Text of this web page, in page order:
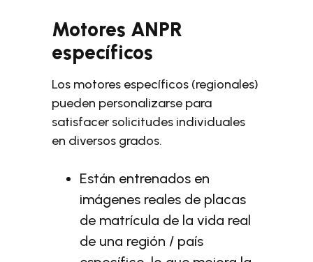
Motores ANPR
específicos
Los motores específicos (regionales)
pueden personalizarse para
satisfacer solicitudes individuales
en diversos grados.
Están entrenados en
imágenes reales de placas
de matrícula de la vida real
de una región / país